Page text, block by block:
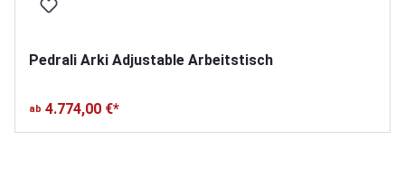
Pedrali Arki Adjustable Arbeitstisch
ab 4.774,00 €*